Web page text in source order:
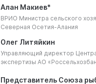
обсуждения:
климатические и
влияют на
Какие решения уже
и могут быть
разницы природных
производства,
Алан Макиев*
ВРИО Министра сельского
Северная Осетия-Алания
Олег Литяйкин
Управляющий директор
экспертизы АО
Представитель Союза